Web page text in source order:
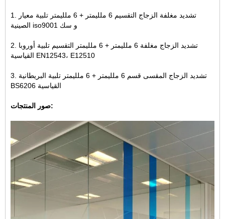
1. تشديد مغلفة الزجاج التقسيم 6 ملليمتر + 6 ملليمتر تلبية معيار
2. تشديد الزجاج مغلفة 6 ملليمتر + 6 ملليمتر التقسيم تلبية أوروبا
القياسية EN12543، E12510
3. تشديد الزجاج المقسى قسم 6 ملليمتر + 6 ملليمتر تلبية البريطانية
BS6206 القياسية
صور المنتجات: